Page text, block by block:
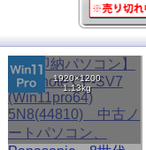
1920×1200
1.13kg